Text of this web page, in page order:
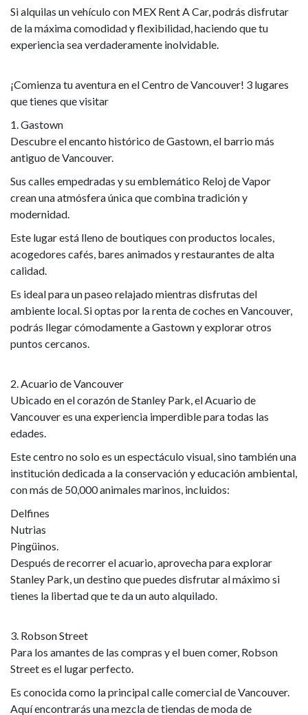
Si alquilas un vehículo con MEX Rent A Car, podrás disfrutar
de la máxima comodidad y flexibilidad, haciendo que tu
experiencia sea verdaderamente inolvidable.
¡Comienza tu aventura en el Centro de Vancouver! 3 lugares
que tienes que visitar
1. Gastown
Descubre el encanto histórico de Gastown, el barrio más
antiguo de Vancouver.
Sus calles empedradas y su emblemático Reloj de Vapor
crean una atmósfera única que combina tradición y
modernidad.
Este lugar está lleno de boutiques con productos locales,
acogedores cafés, bares animados y restaurantes de alta
calidad.
Es ideal para un paseo relajado mientras disfrutas del
ambiente local. Si optas por la renta de coches en Vancouver,
podrás llegar cómodamente a Gastown y explorar otros
puntos cercanos.
2. Acuario de Vancouver
Ubicado en el corazón de Stanley Park, el Acuario de
Vancouver es una experiencia imperdible para todas las
edades.
Este centro no solo es un espectáculo visual, sino también una
institución dedicada a la conservación y educación ambiental,
con más de 50,000 animales marinos, incluidos:
Delfines
Nutrias
Pingüinos.
Después de recorrer el acuario, aprovecha para explorar
Stanley Park, un destino que puedes disfrutar al máximo si
tienes la libertad que te da un auto alquilado.
3. Robson Street
Para los amantes de las compras y el buen comer, Robson
Street es el lugar perfecto.
Es conocida como la principal calle comercial de Vancouver.
Aquí encontrarás una mezcla de tiendas de moda de